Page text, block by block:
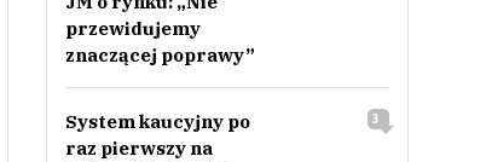
przewidujemy
znaczącej poprawy”
System kaucyjny po
raz pierwszy na
3